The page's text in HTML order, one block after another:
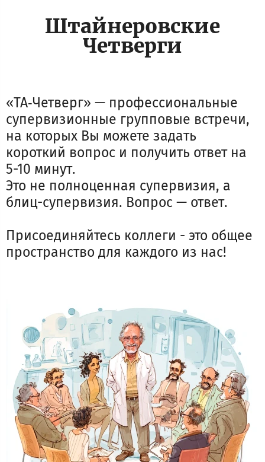
Штайнеровские
Четверги
«ТА‑Четверг» — профессиональные
супервизионные групповые встречи,
на которых Вы можете задать
короткий вопрос и получить ответ на
5-10 минут.
Это не полноценная супервизия, а
блиц-супервизия. Вопрос — ответ.
Присоединяйтесь коллеги - это общее
пространство для каждого из нас!